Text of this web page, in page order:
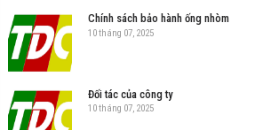
Chính sách bảo hành ống nhòm
10 tháng 07, 2025
Đối tác của công ty
10 tháng 07, 2025